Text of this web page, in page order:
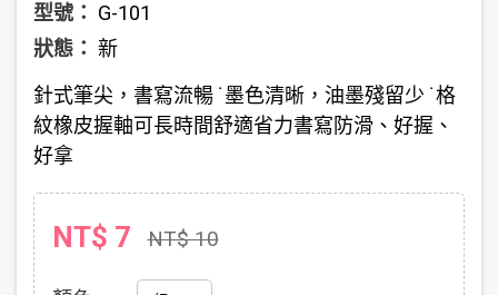
型號： G-101
狀態： 新
針式筆尖，書寫流暢 ˙墨色清晰，油墨殘留少 ˙格
紋橡皮握軸可長時間舒適省力書寫防滑、好握、
好拿
NT$ 7 NT$ 10